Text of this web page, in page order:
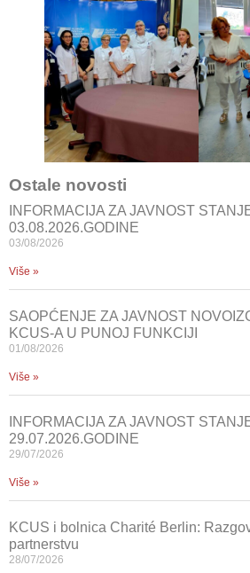
Ostale novosti
INFORMACIJA ZA JAVNOST
03.08.2026.GODINE
03/08/2026
Više »
SAOPĆENJE ZA JAVNOST
KCUS-A U PUNOJ FUNKCIJI
01/08/2026
Više »
INFORMACIJA ZA JAVNOST
29.07.2026.GODINE
29/07/2026
Više »
KCUS i bolnica Charité Berlin:
partnerstvu
28/07/2026